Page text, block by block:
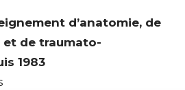
d’anatomie, de
de traumato-
1983